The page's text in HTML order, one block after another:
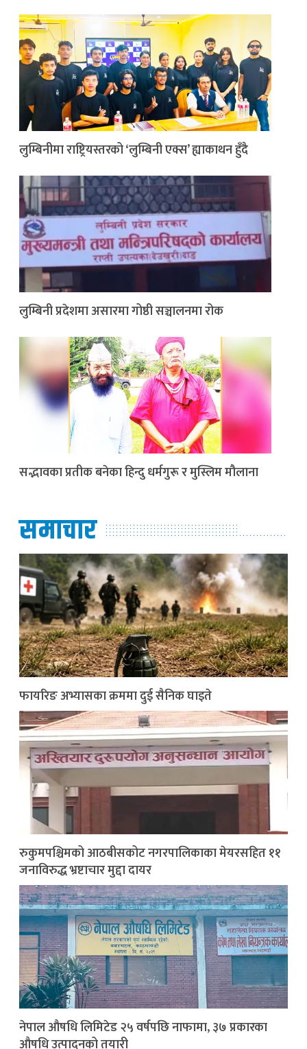
लुम्बिनीमा राष्ट्रियस्तरको ‘लुम्बिनी एक्स’ ह्याकाथन हुँदै
लुम्बिनी प्रदेशमा असारमा गोष्ठी सञ्चालनमा रोक
सद्भावका प्रतीक बनेका हिन्दु धर्मगुरू र मुस्लिम मौलाना
समाचार
फायरिङ अभ्यासका क्रममा दुई सैनिक घाइते
रुकुमपश्चिमको आठबीसकोट नगरपालिकाका मेयरसहित ११
जनाविरुद्ध भ्रष्टाचार मुद्दा दायर
नेपाल औषधि लिमिटेड २५ वर्षपछि नाफामा, ३७ प्रकारका
औषधि उत्पादनको तयारी